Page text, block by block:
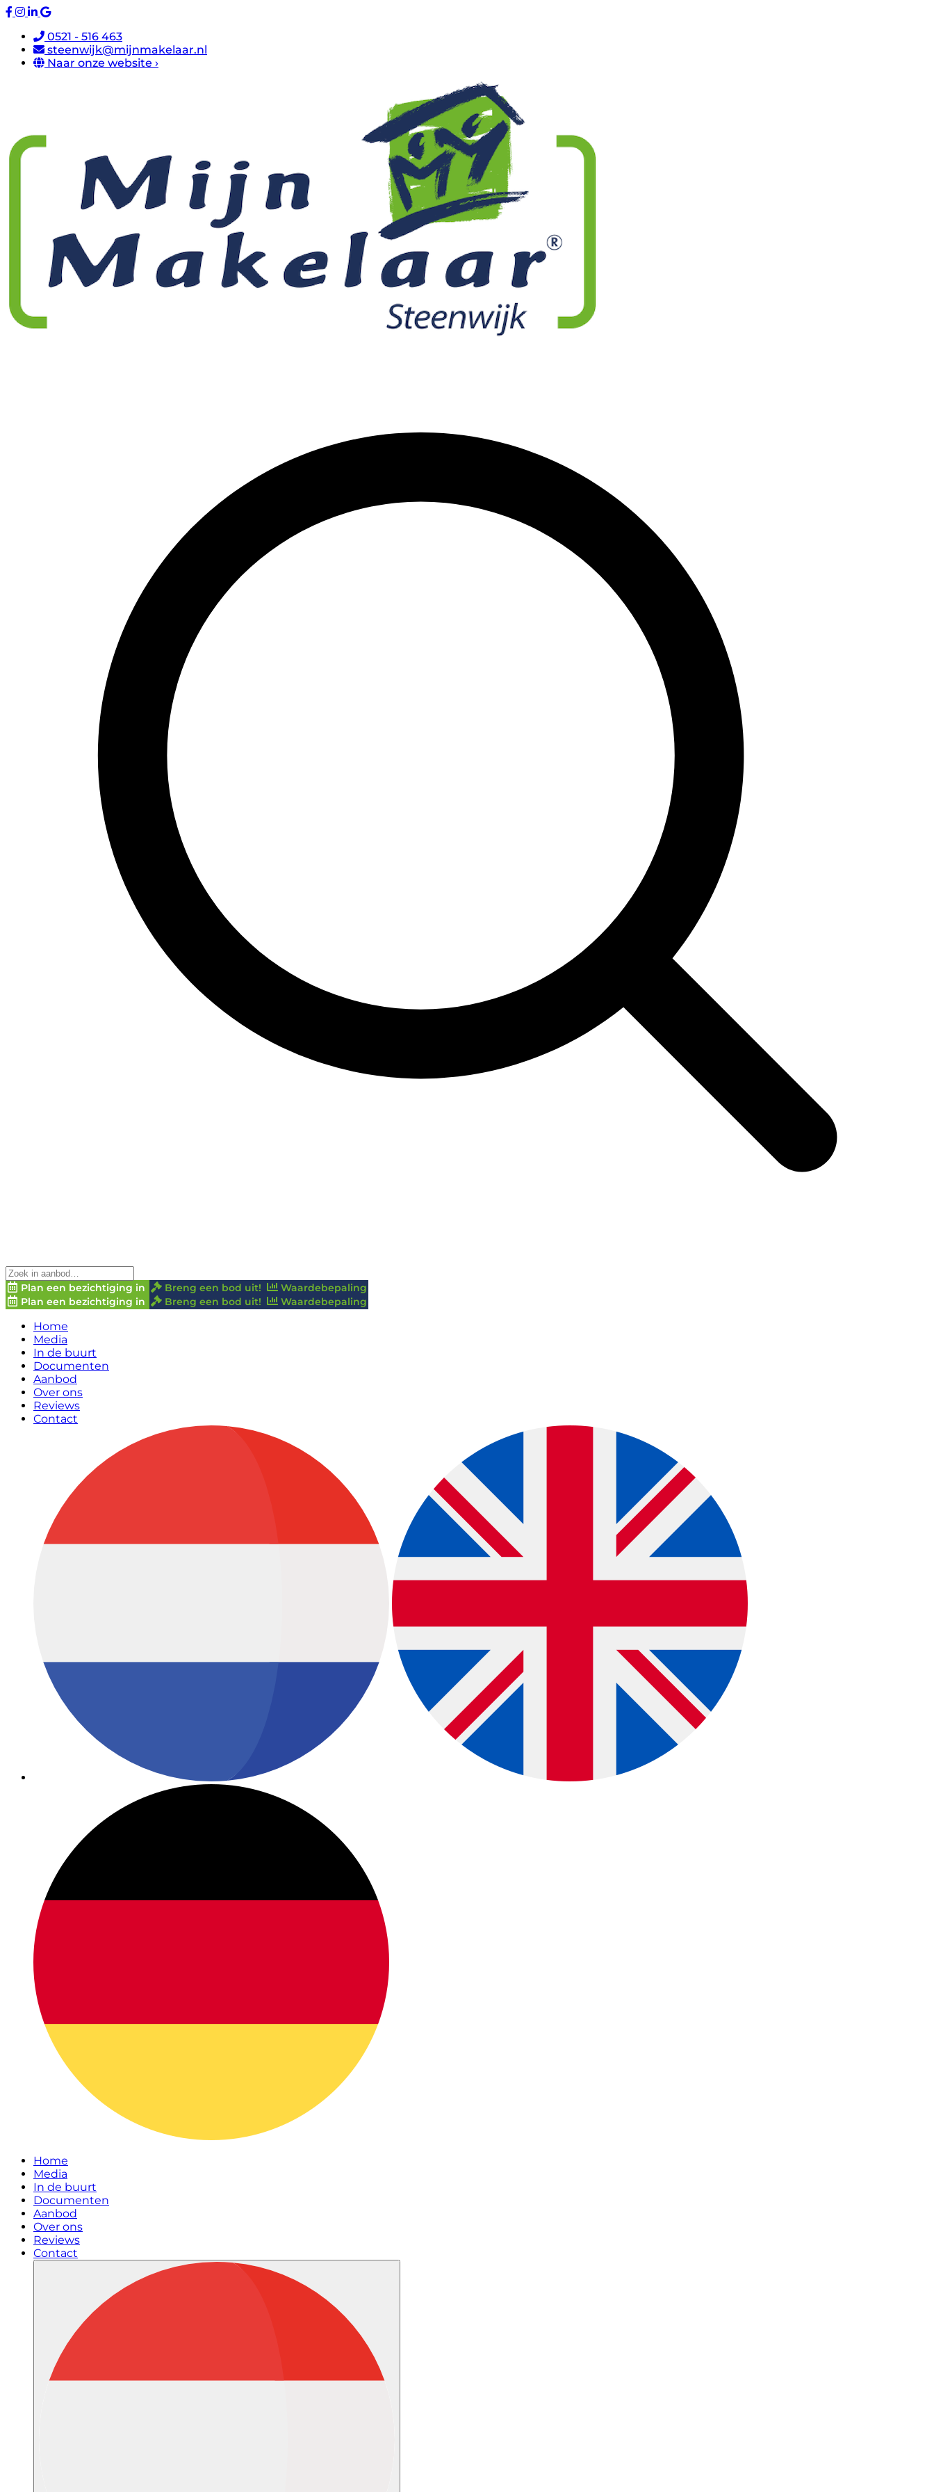
0521 - 516 463
steenwijk@mijnmakelaar.nl
Naar onze website ›
Plan een bezichtiging in Breng een bod uit!
Waardebepaling
Plan een bezichtiging in
Breng een bod uit! Waardebepaling
Home
Media
In de buurt
Documenten
Aanbod
Over ons
Reviews
Contact
Home
Media
In de buurt
Documenten
Aanbod
Over ons
Reviews
Contact